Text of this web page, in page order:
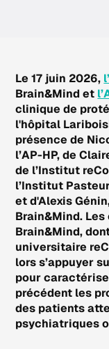
Le 17 juin 2026,
Brain&Mind et
clinique de
l'hôpital
présence de
l’AP-HP, de
de l’Institut
l’Institut
et d'Alexis
Brain&Mind.
Brain&Mind,
universitaire
lors s’appuyer
pour
précédent les
des patients
psychiatriques